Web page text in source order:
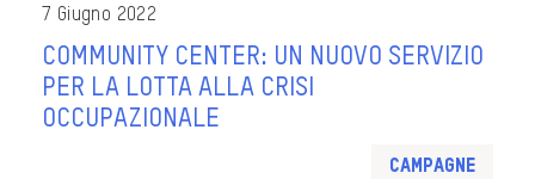
7 Giugno 2022
COMMUNITY CENTER: UN NUOVO SERVIZIO
PER LA LOTTA ALLA CRISI
OCCUPAZIONALE
Campagne